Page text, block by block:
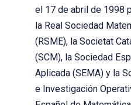
el 17 de abril de 1998
la Real Sociedad
(RSME), la Societat
(SCM), la Sociedad
Aplicada (SEMA) y la
e Investigación